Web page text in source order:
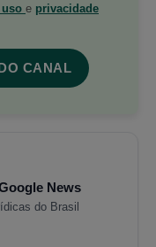
e privacidade
CANAL
News
do Brasil